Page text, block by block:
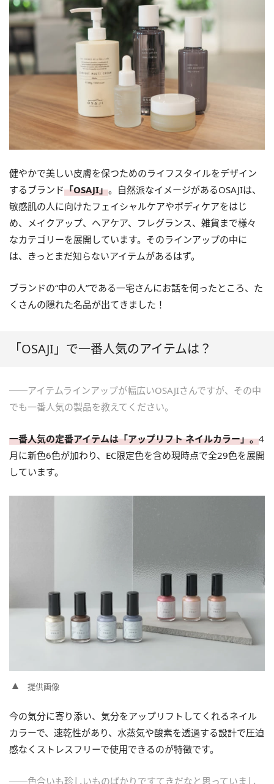
健やかで美しい皮膚を保つためのライフスタイルをデザイン
するブランド「OSAJI」。自然派なイメージがあるOSAJIは、
敏感肌の人に向けたフェイシャルケアやボディケアをはじ
め、メイクアップ、ヘアケア、フレグランス、雑貨まで様々
なカテゴリーを展開しています。そのラインアップの中に
は、きっとまだ知らないアイテムがあるはず。
ブランドの“中の人”である一宅さんにお話を伺ったところ、た
くさんの隠れた名品が出てきました！
「OSAJI」で一番人気のアイテムは？
──アイテムラインアップが幅広いOSAJIさんですが、その中
でも一番人気の製品を教えてください。
一番人気の定番アイテムは「アップリフト ネイルカラー」。4
月に新色6色が加わり、EC限定色を含め現時点で全29色を展開
しています。
提供画像
今の気分に寄り添い、気分をアップリフトしてくれるネイル
カラーで、速乾性があり、水蒸気や酸素を透過する設計で圧迫
感なくストレスフリーで使用できるのが特徴です。
──色合いも珍しいものばかりですてきだなと思っていまし